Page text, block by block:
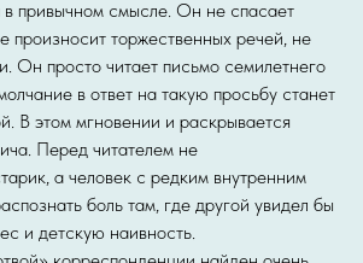
в привычном смысле. Он не спасает
произносит торжественных речей, не
Он просто читает письмо семилетнего
в ответ на такую просьбу станет
В этом мгновении и раскрывается
Перед читателем не
а человек с редким внутренним
боль там, где другой увидел бы
и детскую наивность.